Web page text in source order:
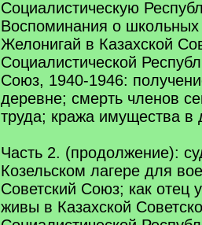
Социалистическую
Воспоминания о школьных
Желонигай в Казахской
Социалистической
Союз, 1940-1946:
деревне; смерть членов
труда; кража имущества в
Часть 2. (продолжение):
Козельском лагере для
Советский Союз; как отец
живы в Казахской